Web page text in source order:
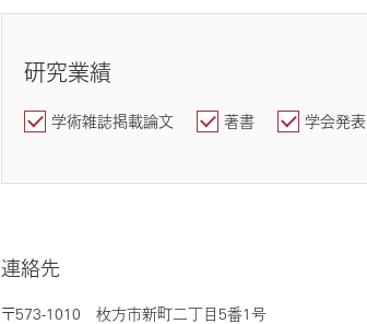
研究業績
学術雑誌掲載論文 著書 学会発表
連絡先
〒573-1010 枚方市新町二丁目5番1号